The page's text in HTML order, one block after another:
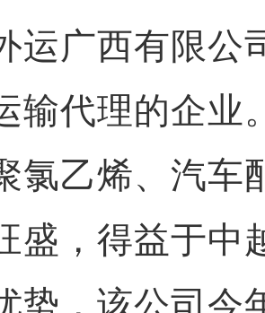
广西有限公
输代理的企业
氯乙烯、汽车
盛，得益于中
势，该公司